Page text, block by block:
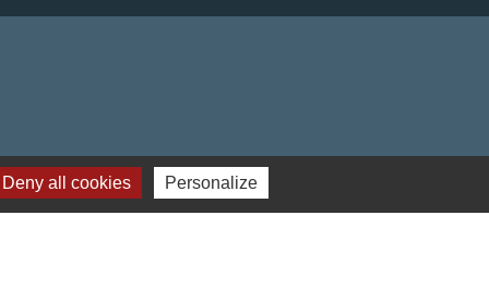
Deny all cookies Personalize